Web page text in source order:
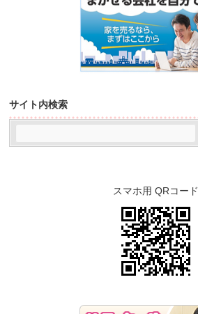
サイト内検索
スマホ用 QRコード